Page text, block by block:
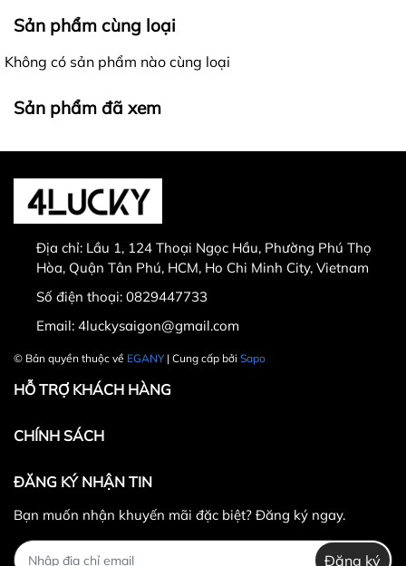
Lưu ý:
trải nghiệm mua sắm tốt nhất, các sản phẩm của
hàng nguyên mới, chất lượng, đúng với thông tin mô tả
Thời gian đổi hàng trong vòng từ
ngày nhận hàng.
Thời gian được tính từ thời điểm xuất hóa đơn.
Sản phẩm chưa qua sử dụng, không bị dơ bẩn, còn
nguyên tem mác, hộp / bao bì sản phẩm đi kèm
(nếu có).
Sản phẩm được chọn để đổi phải có
Không hoàn lại tiền thừa
phẩm đổi.
Sản phẩm cùng loại
Không có sản phẩm nào cùng loại
Sản phẩm đã xem
Địa chỉ: Lầu 1, 124 Thoại Ngọc Hầu, Phường Phú Thọ
Hòa, Quận Tân Phú, HCM, Ho Chi Minh City, Vietnam
Số điện thoại: 0829447733
Email: 4luckysaigon@gmail.com
© Bản quyền thuộc về EGANY| Cung cấp bởi Sapo
HỖ TRỢ KHÁCH HÀNG
CHÍNH SÁCH
ĐĂNG KÝ NHẬN TIN
Bạn muốn nhận khuyến mãi đặc biệt? Đăng ký ngay.
Đăng ký